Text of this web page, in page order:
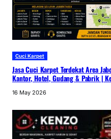
Cuci Karpet
Jasa Cuci Karpet Terdekat Area
Kantor, Hotel, Gudang & Pabrik |
16 May 2026